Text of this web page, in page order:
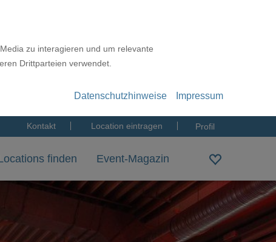
zu interagieren und um relevante
Drittparteien verwendet.
Datenschutzhinweise Impressum
Kontakt Location eintragen Profil
finden Event-Magazin